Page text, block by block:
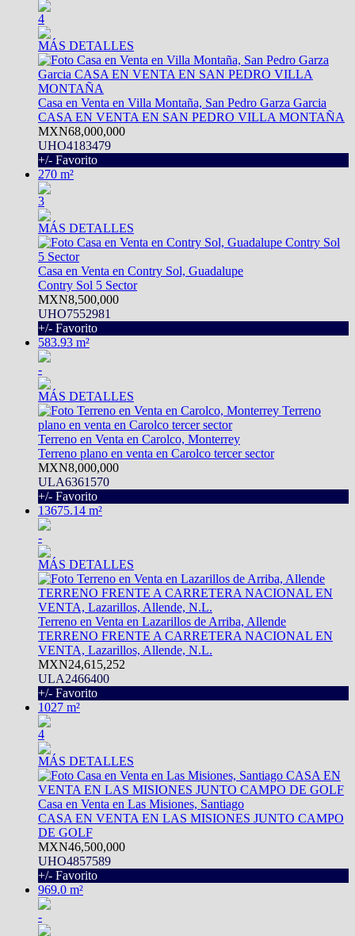
4
MÁS DETALLES
Casa en Venta en Villa Montaña, San Pedro Garza Garcia
CASA EN VENTA EN SAN PEDRO VILLA MONTAÑA
MXN68,000,000
UHO4183479
+/- Favorito
270 m²
3
MÁS DETALLES
Casa en Venta en Contry Sol, Guadalupe
Contry Sol 5 Sector
MXN8,500,000
UHO7552981
+/- Favorito
583.93 m²
-
MÁS DETALLES
Terreno en Venta en Carolco, Monterrey
Terreno plano en venta en Carolco tercer sector
MXN8,000,000
ULA6361570
+/- Favorito
13675.14 m²
-
MÁS DETALLES
Terreno en Venta en Lazarillos de Arriba, Allende
TERRENO FRENTE A CARRETERA NACIONAL EN
VENTA, Lazarillos, Allende, N.L.
MXN24,615,252
ULA2466400
+/- Favorito
1027 m²
4
MÁS DETALLES
Casa en Venta en Las Misiones, Santiago
CASA EN VENTA EN LAS MISIONES JUNTO CAMPO
DE GOLF
MXN46,500,000
UHO4857589
+/- Favorito
969.0 m²
-